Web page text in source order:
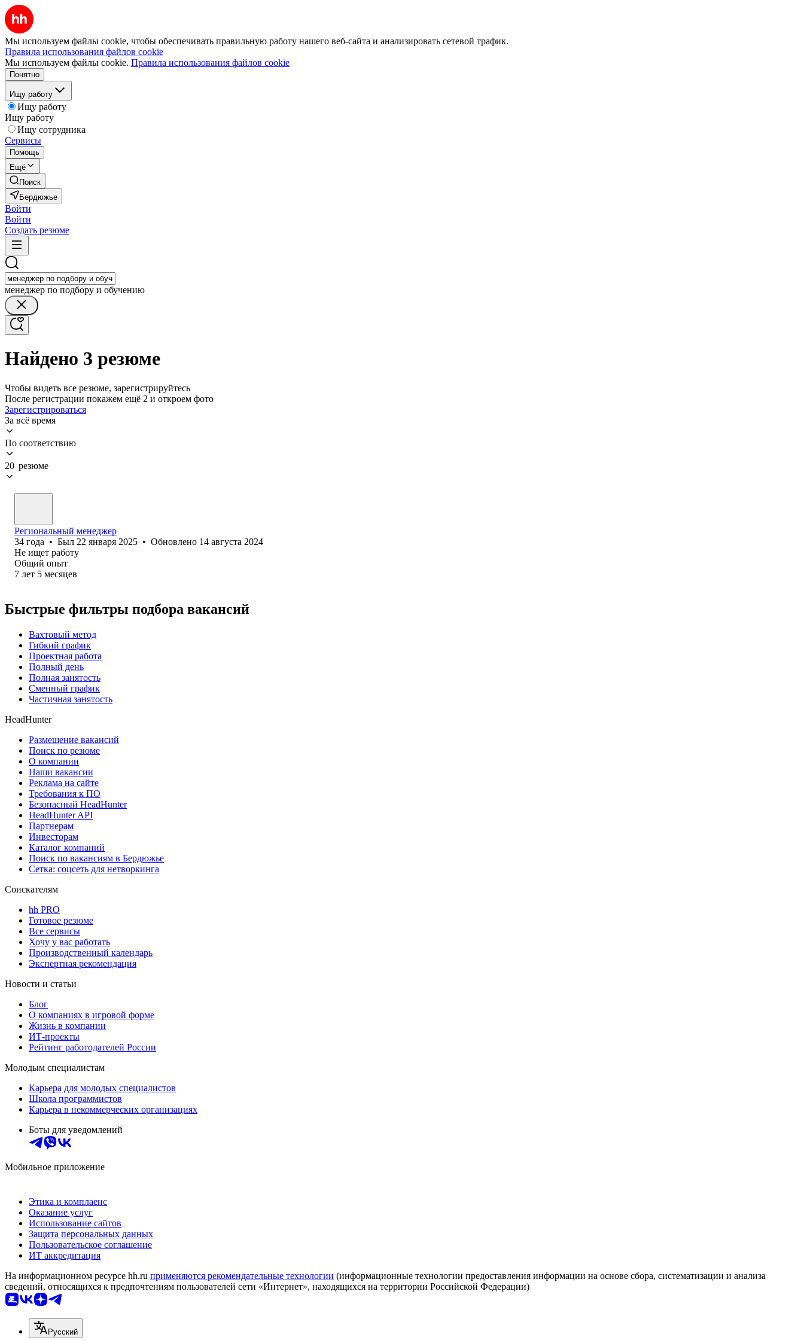
Мы используем файлы cookie, чтобы обеспечивать правильную работу нашего веб-сайта и анализировать сетевой трафик.
Правила использования файлов cookie
Мы используем файлы cookie. Правила использования файлов cookie
Понятно
Ищу работу
Ищу работу
Ищу работу
Ищу сотрудника
Сервисы
Помощь
Ещё
Поиск
Бердюжье
Войти
Войти
Создать резюме
менеджер по подбору и обучению
Найдено 3 резюме
Чтобы видеть все резюме, зарегистрируйтесь
После регистрации покажем ещё 2 и откроем фото
Зарегистрироваться
За всё время
По соответствию
20 резюме
Региональный менеджер
34 года • Был 22 января 2025 • Обновлено 14 августа 2024
Не ищет работу
Общий опыт
7 лет 5 месяцев
Быстрые фильтры подбора вакансий
Вахтовый метод
Гибкий график
Проектная работа
Полный день
Полная занятость
Сменный график
Частичная занятость
HeadHunter
Размещение вакансий
Поиск по резюме
О компании
Наши вакансии
Реклама на сайте
Требования к ПО
Безопасный HeadHunter
HeadHunter API
Партнерам
Инвесторам
Каталог компаний
Поиск по вакансиям в Бердюжье
Сетка: соцсеть для нетворкинга
Соискателям
hh PRO
Готовое резюме
Все сервисы
Хочу у вас работать
Производственный календарь
Экспертная рекомендация
Новости и статьи
Блог
О компаниях в игровой форме
Жизнь в компании
ИТ-проекты
Рейтинг работодателей России
Молодым специалистам
Карьера для молодых специалистов
Школа программистов
Карьера в некоммерческих организациях
Боты для уведомлений
Мобильное приложение
Этика и комплаенс
Оказание услуг
Использование сайтов
Защита персональных данных
Пользовательское соглашение
ИТ аккредитация
На информационном ресурсе hh.ru применяются рекомендательные технологии (информационные технологии предоставления информации на основе сбора, систематизации и анализа
сведений, относящихся к предпочтениям пользователей сети «Интернет», находящихся на территории Российской Федерации)
Русский